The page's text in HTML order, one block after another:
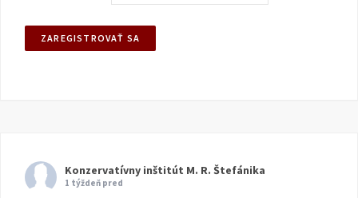
Konzervatívny inštitút M. R. Štefánika
1 týždeň pred